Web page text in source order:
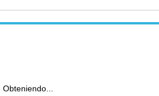
Obteniendo...